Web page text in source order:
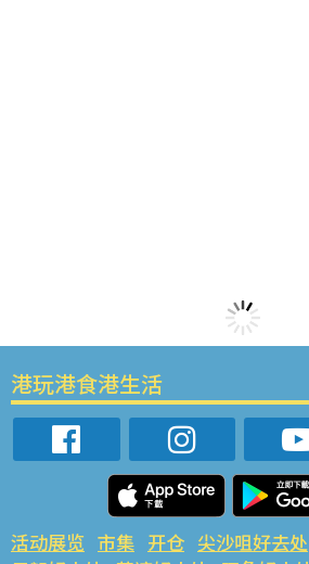
港玩港食港生活
活动展览 市集 开仓 尖沙咀好去处